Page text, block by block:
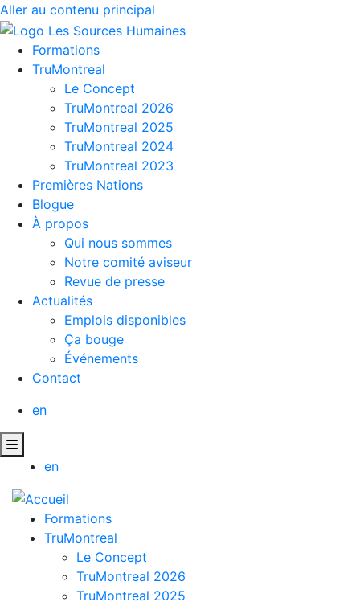
Aller au contenu principal
Formations
TruMontreal
Le Concept
TruMontreal 2026
TruMontreal 2025
TruMontreal 2024
TruMontreal 2023
Premières Nations
Blogue
À propos
Qui nous sommes
Notre comité aviseur
Revue de presse
Actualités
Emplois disponibles
Ça bouge
Événements
Contact
en
en
Formations
TruMontreal
Le Concept
TruMontreal 2026
TruMontreal 2025